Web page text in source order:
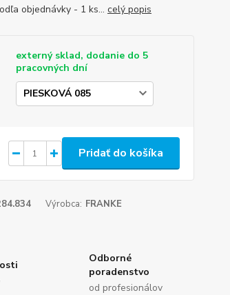
objednávky - 1 ks... celý popis
externý sklad, dodanie do 5
pracovných dní
Pridať do košíka
Výrobca: FRANKE
Odborné
poradenstvo
od profesionálov